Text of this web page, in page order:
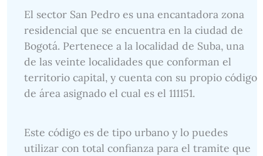
El sector San Pedro es una encantadora zona
residencial que se encuentra en la ciudad de
Bogotá. Pertenece a la localidad de Suba, una
de las veinte localidades que conforman el
territorio capital, y cuenta con su propio código
de área asignado el cual es el 111151.
Este código es de tipo urbano y lo puedes
utilizar con total confianza para el tramite que